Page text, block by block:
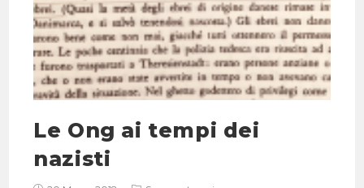
Le Ong ai tempi dei
nazisti